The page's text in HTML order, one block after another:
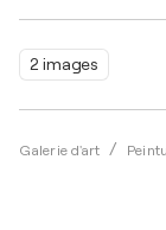
2 images
Galerie d'art